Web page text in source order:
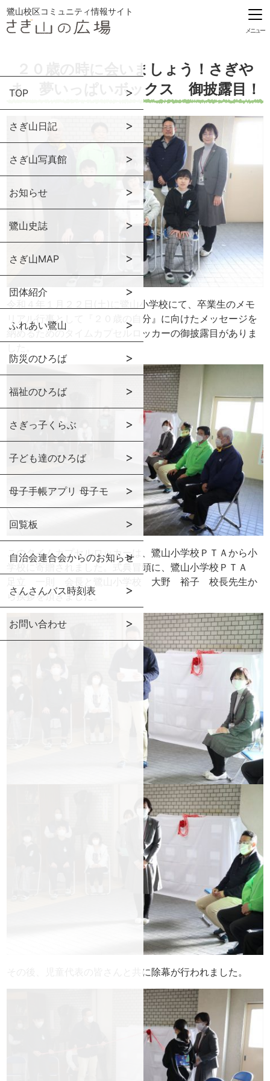
鷺山校区コミュニティ情報サイト
メニュー
TOP
さぎ山日記
さぎ山写真館
お知らせ
鷺山史誌
さぎ山MAP
団体紹介
ふれあい鷺山
防災のひろば
福祉のひろば
さぎっ子くらぶ
子ども達のひろば
母子手帳アプリ 母子モ
回覧板
自治会連合会からのお知らせ
さんさんバス時刻表
お問い合わせ
２０歳の時に会いましょう！さぎや
ま 夢いっぱいボックス 御披露目！
令和４年１月２２日(土)に鷺山小学校にて、卒業生のメモ
リアル行事として『２０歳の自分』に向けたメッセージを
納めるためのタイムカプセルロッカーの御披露目がありま
このタイムカプセルロッカーは、鷺山小学校ＰＴＡから小
学校に寄贈されました。式典冒頭に、鷺山小学校ＰＴＡ
足立 一則 会長と鷺山小学校 大野 裕子 校長先生か
ら挨拶を頂きました。
その後、児童代表の皆さんと共に除幕が行われました。